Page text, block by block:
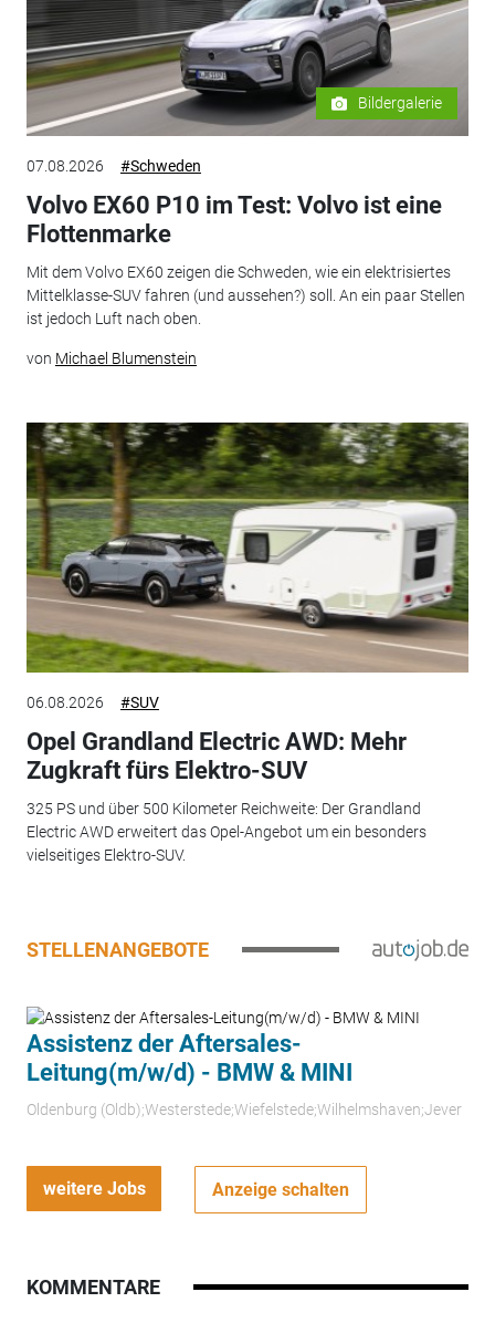
Bildergalerie
07.08.2026 #Schweden
Volvo EX60 P10 im Test: Volvo ist eine
Flottenmarke
Mit dem Volvo EX60 zeigen die Schweden, wie ein elektrisiertes
Mittelklasse-SUV fahren (und aussehen?) soll. An ein paar Stellen
ist jedoch Luft nach oben.
von Michael Blumenstein
06.08.2026 #SUV
Opel Grandland Electric AWD: Mehr
Zugkraft fürs Elektro-SUV
325 PS und über 500 Kilometer Reichweite: Der Grandland
Electric AWD erweitert das Opel-Angebot um ein besonders
vielseitiges Elektro-SUV.
STELLENANGEBOTE
Assistenz der Aftersales-
Leitung(m/w/d) - BMW & MINI
Oldenburg (Oldb);Westerstede;Wiefelstede;Wilhelmshaven;Jever
weitere Jobs Anzeige schalten
KOMMENTARE